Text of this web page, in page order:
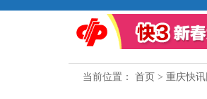
当前位置： 首页 > 重庆快讯